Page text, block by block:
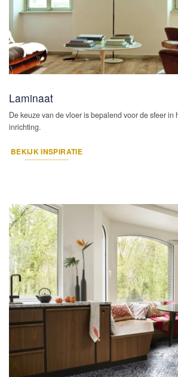
Laminaat
De keuze van de vloer is bepalend voor de sfeer in
inrichting.
BEKIJK INSPIRATIE